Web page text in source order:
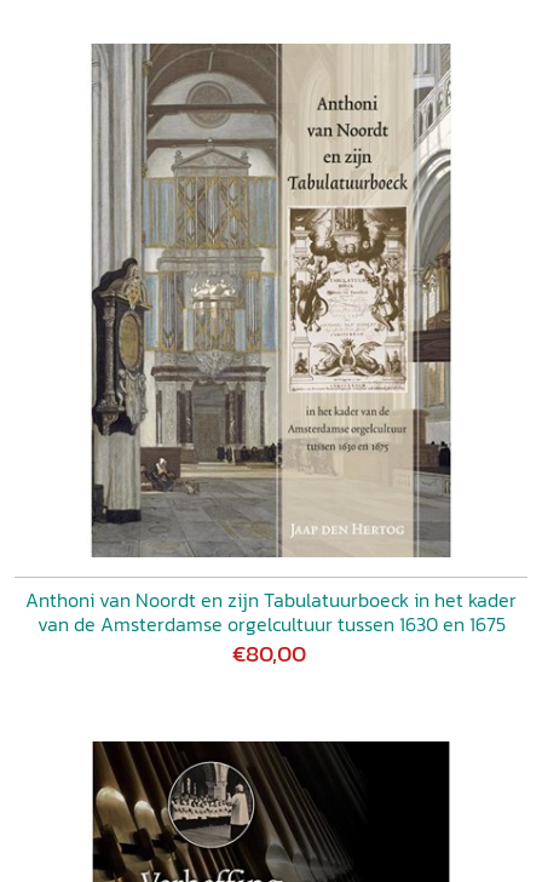
Anthoni van Noordt en zijn Tabulatuurboeck in het kader
van de Amsterdamse orgelcultuur tussen 1630 en 1675
€80,00